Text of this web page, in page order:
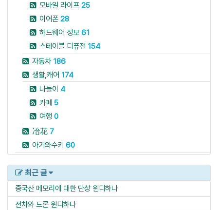
모바일 라이프 25
이어폰 28
하드웨어 정보 61
스테이블 디퓨전 154
자동차 186
생활,캐어 174
나들이 4
카페 5
여행 0
冶花 7
아기와수키 60
최근 글
중국산 메모리에 대한 단상 윈디하나
전차와 드론 윈디하나